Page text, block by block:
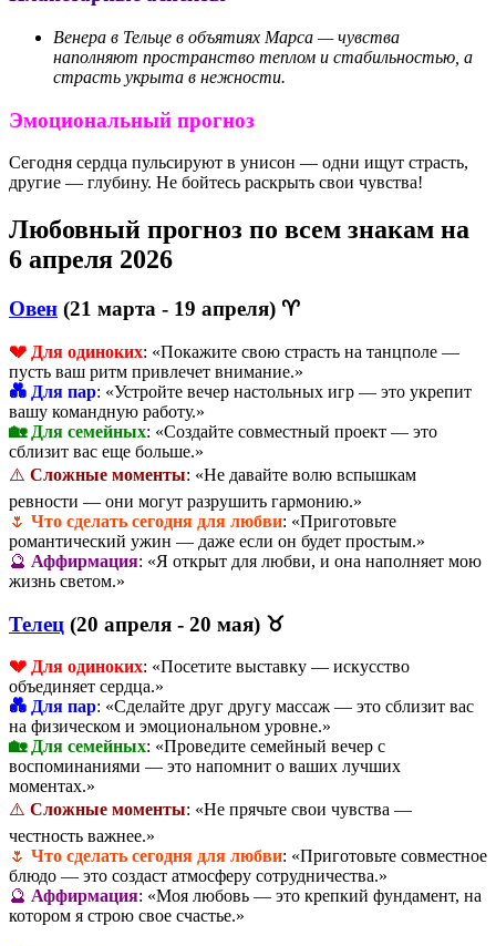
Венера в Тельце в объятиях Марса — чувства
наполняют пространство теплом и стабильностью, а
страсть укрыта в нежности.
Эмоциональный прогноз
Сегодня сердца пульсируют в унисон — одни ищут страсть,
другие — глубину. Не бойтесь раскрыть свои чувства!
Любовный прогноз по всем знакам на
6 апреля 2026
Овен (21 марта - 19 апреля) ♈
💔 Для одиноких: «Покажите свою страсть на танцполе —
пусть ваш ритм привлечет внимание.»
💑 Для пар: «Устройте вечер настольных игр — это укрепит
вашу командную работу.»
🏡 Для семейных: «Создайте совместный проект — это
сблизит вас еще больше.»
⚠️ Сложные моменты: «Не давайте волю вспышкам
ревности — они могут разрушить гармонию.»
🌷 Что сделать сегодня для любви: «Приготовьте
романтический ужин — даже если он будет простым.»
🔮 Аффирмация: «Я открыт для любви, и она наполняет мою
жизнь светом.»
Телец (20 апреля - 20 мая) ♉
💔 Для одиноких: «Посетите выставку — искусство
объединяет сердца.»
💑 Для пар: «Сделайте друг другу массаж — это сблизит вас
на физическом и эмоциональном уровне.»
🏡 Для семейных: «Проведите семейный вечер с
воспоминаниями — это напомнит о ваших лучших
моментах.»
⚠️ Сложные моменты: «Не прячьте свои чувства —
честность важнее.»
🌷 Что сделать сегодня для любви: «Приготовьте совместное
блюдо — это создаст атмосферу сотрудничества.»
🔮 Аффирмация: «Моя любовь — это крепкий фундамент, на
котором я строю свое счастье.»